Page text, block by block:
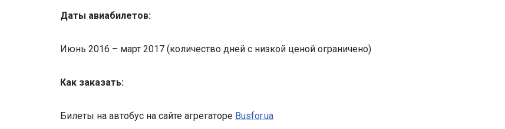
Даты авиабилетов:
Июнь 2016 – март 2017 (количество дней с низкой ценой ограничено)
Как заказать:
Билеты на автобус на сайте агрегаторе Busfor.ua